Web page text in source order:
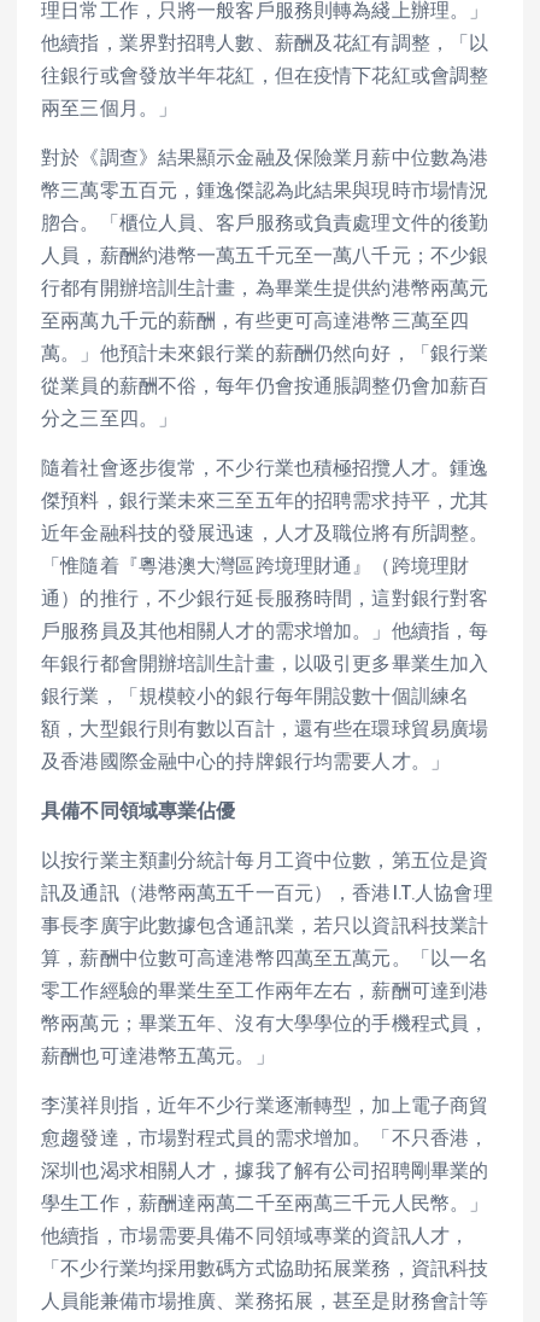
理日常工作，只將一般客戶服務則轉為綫上辦理。」
他續指，業界對招聘人數、薪酬及花紅有調整，「以
往銀行或會發放半年花紅，但在疫情下花紅或會調整
兩至三個月。」
對於《調查》結果顯示金融及保險業月薪中位數為港
幣三萬零五百元，鍾逸傑認為此結果與現時市場情況
脗合。「櫃位人員、客戶服務或負責處理文件的後勤
人員，薪酬約港幣一萬五千元至一萬八千元；不少銀
行都有開辦培訓生計畫，為畢業生提供約港幣兩萬元
至兩萬九千元的薪酬，有些更可高達港幣三萬至四
萬。」他預計未來銀行業的薪酬仍然向好，「銀行業
從業員的薪酬不俗，每年仍會按通脹調整仍會加薪百
分之三至四。」
隨着社會逐步復常，不少行業也積極招攬人才。鍾逸
傑預料，銀行業未來三至五年的招聘需求持平，尤其
近年金融科技的發展迅速，人才及職位將有所調整。
「惟隨着『粵港澳大灣區跨境理財通』（跨境理財
通）的推行，不少銀行延長服務時間，這對銀行對客
戶服務員及其他相關人才的需求增加。」他續指，每
年銀行都會開辦培訓生計畫，以吸引更多畢業生加入
銀行業，「規模較小的銀行每年開設數十個訓練名
額，大型銀行則有數以百計，還有些在環球貿易廣場
及香港國際金融中心的持牌銀行均需要人才。」
具備不同領域專業佔優
以按行業主類劃分統計每月工資中位數，第五位是資
訊及通訊（港幣兩萬五千一百元），香港I.T.人協會理
事長李廣宇此數據包含通訊業，若只以資訊科技業計
算，薪酬中位數可高達港幣四萬至五萬元。「以一名
零工作經驗的畢業生至工作兩年左右，薪酬可達到港
幣兩萬元；畢業五年、沒有大學學位的手機程式員，
薪酬也可達港幣五萬元。」
李漢祥則指，近年不少行業逐漸轉型，加上電子商貿
愈趨發達，市場對程式員的需求增加。「不只香港，
深圳也渴求相關人才，據我了解有公司招聘剛畢業的
學生工作，薪酬達兩萬二千至兩萬三千元人民幣。」
他續指，市場需要具備不同領域專業的資訊人才，
「不少行業均採用數碼方式協助拓展業務，資訊科技
人員能兼備市場推廣、業務拓展，甚至是財務會計等